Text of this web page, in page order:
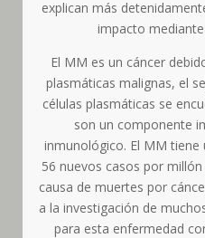
explican más
impacto
El MM es un cáncer
plasmáticas malignas, el
células plasmáticas se
son un componente
inmunológico. El MM tiene
56 nuevos casos por
causa de muertes por
a la investigación de
para esta enfermedad